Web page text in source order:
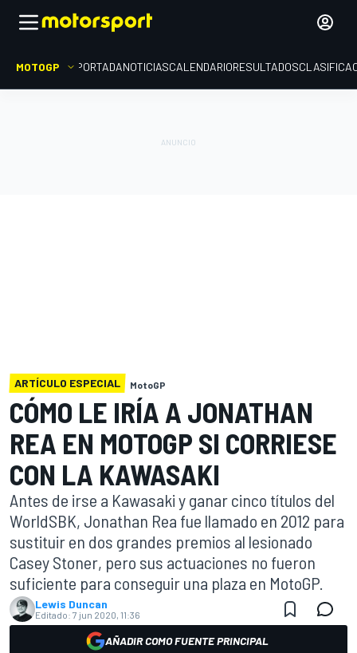
MOTOGP PORTADANOTICIASCALENDARIORESULTADOS
ARTÍCULO ESPECIAL MotoGP
CÓMO LE IRÍA A JONATHAN
REA EN MOTOGP SI CORRIESE
CON LA KAWASAKI
Antes de irse a Kawasaki y ganar cinco títulos del
WorldSBK, Jonathan Rea fue llamado en 2012 para
sustituir en dos grandes premios al lesionado
Casey Stoner, pero sus actuaciones no fueron
suficiente para conseguir una plaza en MotoGP.
Lewis Duncan
Editado: 7 jun 2020, 11:36
AÑADIR COMO FUENTE PRINCIPAL